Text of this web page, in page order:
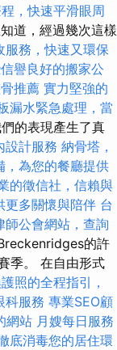
，快速平滑眼周
道，經過幾次這樣
服務，快速又環保
譽良好的搬家公
推薦 實力堅強的
漏水緊急處理，當
的表現產生了真
設計服務 納骨塔，
，為您的餐廳提供
的徵信社，信賴與
更多關懷與陪伴 台
師公會網站，查詢
的許
季。 在自由形式
照的全程指引，
科服務 專業SEO顧
網站 月嫂每日服務
底消毒您的居住環